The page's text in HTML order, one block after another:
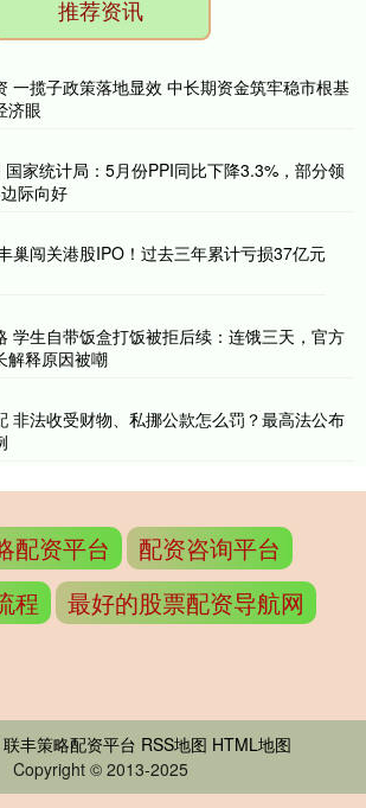
推荐资讯
一揽子政策落地显效 中长期资金筑牢稳市根基
济眼
国家统计局：5月份PPI同比下降3.3%，部分领
际向好
巢闯关港股IPO！过去三年累计亏损37亿元
学生自带饭盒打饭被拒后续：连饿三天，官方
解释原因被嘲
非法收受财物、私挪公款怎么罚？最高法公布
配资平台
配资咨询平台
程
最好的股票配资导航网
联丰策略配资平台 RSS地图 HTML地图
Copyright © 2013-2025